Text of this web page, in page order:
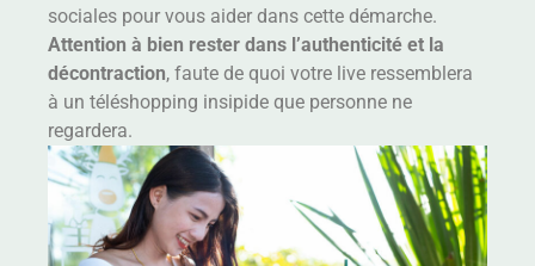
sociales pour vous aider dans cette démarche.
Attention à bien rester dans l’authenticité et la
décontraction, faute de quoi votre live ressemblera
à un téléshopping insipide que personne ne
regardera.